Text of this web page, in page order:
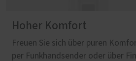
Hoher Komfort
Freuen Sie sich über puren
per Funkhandsender oder über